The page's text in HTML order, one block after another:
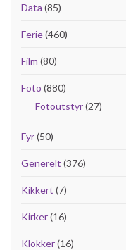
Data (85)
Ferie(460)
Film (80)
Foto (880)
Fotoutstyr(27)
Fyr(50)
Generelt (376)
Kikkert (7)
Kirker(16)
Klokker(16)